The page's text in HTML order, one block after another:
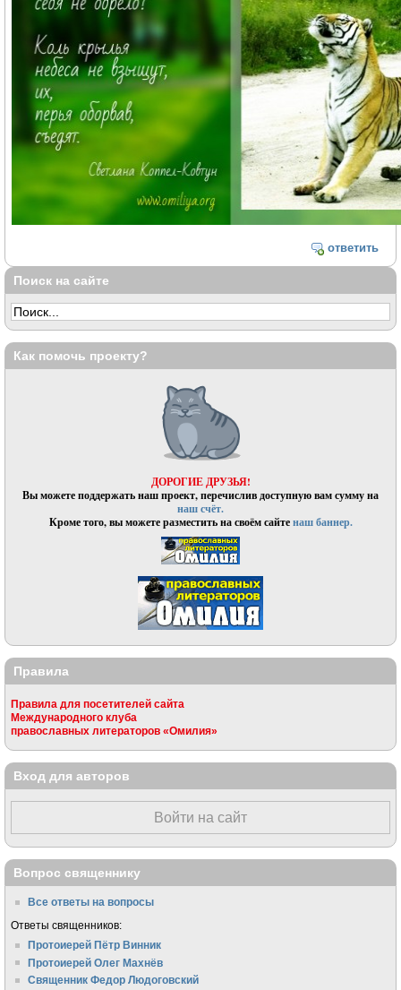
ответить
Поиск на сайте
Как помочь проекту?
ДОРОГИЕ ДРУЗЬЯ!
Вы можете поддержать наш проект, перечислив доступную вам сумму на
наш счёт.
Кроме того, вы можете разместить на своём сайтенаш баннер.
Правила
Правила для посетителей сайта
Международного клуба
православных литераторов «Омилия»
Вход для авторов
Войти на сайт
Вопрос священнику
Все ответы на вопросы
Ответы священников:
Протоиерей Пётр Винник
Протоиерей Олег Махнёв
Священник Федор Людоговский